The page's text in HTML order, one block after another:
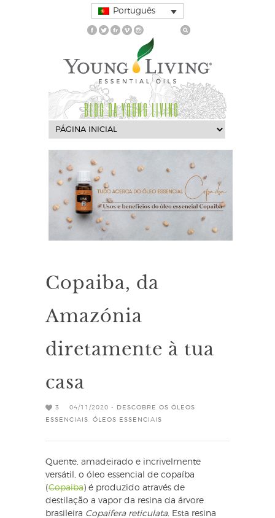
Português
BLOG DA YOUNG LIVING
Copaiba, da
Amazónia
diretamente à tua
casa
3 04/11/2020 -
DESCOBRE OS ÓLEOS
ESSENCIAIS
ÓLEOS ESSENCIAIS
Quente, amadeirado e incrivelmente
versátil, o óleo essencial de copaíba
(Copaiba) é produzido através de
destilação a vapor da resina da árvore
brasileira Copaifera reticulata. Esta resina